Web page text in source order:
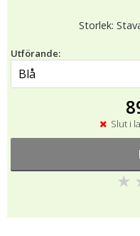
Storlek:
Utförande:
Slut i
★